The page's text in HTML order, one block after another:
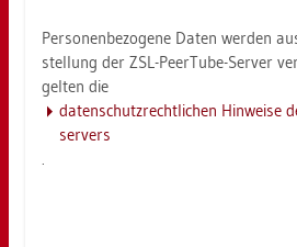
Per­so­nen­be­zo­ge­ne Daten wer­den
stel­lung der ZSL-PeerTu­be-Ser­ver
gel­ten die
da­ten­schutz­recht­li­chen Hin­wei­se
ser­vers
.